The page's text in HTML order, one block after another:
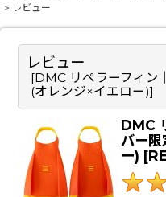
> レビュー
レビュー
[DMC リペラーフィン
(オレンジ×イエロー)]
DMC
バー限
ー) [